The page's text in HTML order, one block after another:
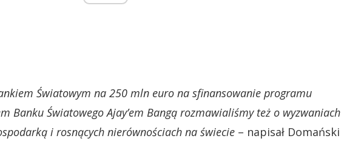
Światowym na 250 mln euro na sfinansowanie programu
Banku Światowego Ajay’em Bangą rozmawialiśmy też o wyzwaniach
i rosnących nierównościach na świecie – napisał Domański